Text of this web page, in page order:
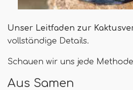
Unser Leitfaden zur
vollständige Details.
Schauen wir uns jede
Aus Samen